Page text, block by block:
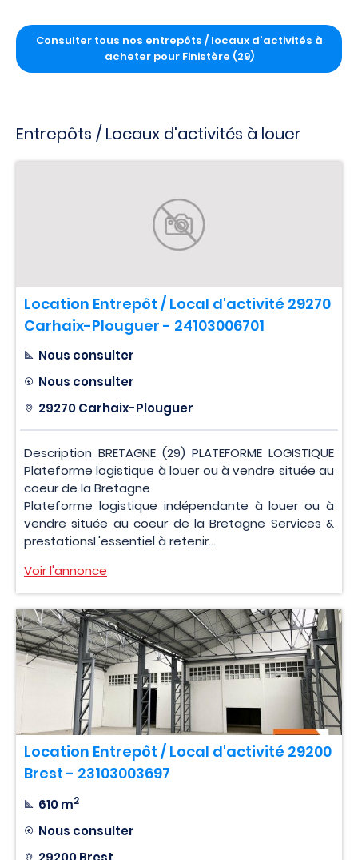
Consulter tous nos entrepôts / locaux d'activités à
acheter pour Finistère (29)
Entrepôts / Locaux d'activités à louer
Location Entrepôt / Local d'activité 29270
Carhaix-Plouguer - 24103006701
Nous consulter
Nous consulter
29270 Carhaix-Plouguer
Description BRETAGNE (29) PLATEFORME LOGISTIQUE
Plateforme logistique à louer ou à vendre située au
coeur de la Bretagne
Plateforme logistique indépendante à louer ou à
vendre située au coeur de la Bretagne Services &
prestationsL'essentiel à retenir...
Voir l'annonce
Location Entrepôt / Local d'activité 29200
Brest - 23103003697
610 m2
Nous consulter